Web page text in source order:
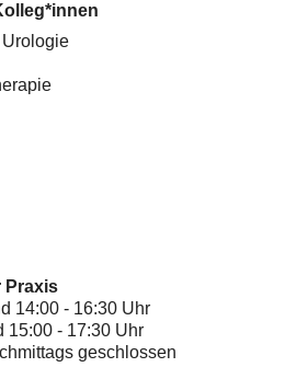
Praxis
14:00 - 16:30 Uhr
15:00 - 17:30 Uhr
geschlossen